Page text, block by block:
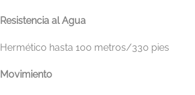
Resistencia al Agua
Hermético hasta 100 metros/330 pies
Movimiento